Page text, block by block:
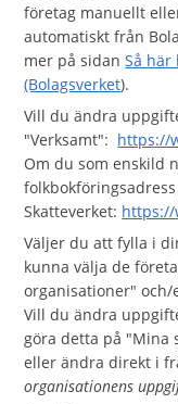
företag manuellt
automatiskt från
mer på sidanSå
(Bolagsverket).
Vill du ändra
"Verksamt": https://
Om du som enskild
Skatteverket: https://
Väljer du att fylla i
kunna välja de
organisationer"
Vill du ändra
göra detta på "Mina
eller ändra direkt i
organisationens